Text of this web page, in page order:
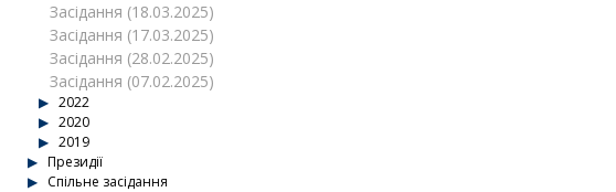
Засідання (18.03.2025)
Засідання (17.03.2025)
Засідання (28.02.2025)
Засідання (07.02.2025)
2022
2020
2019
Президії
Спільне засідання